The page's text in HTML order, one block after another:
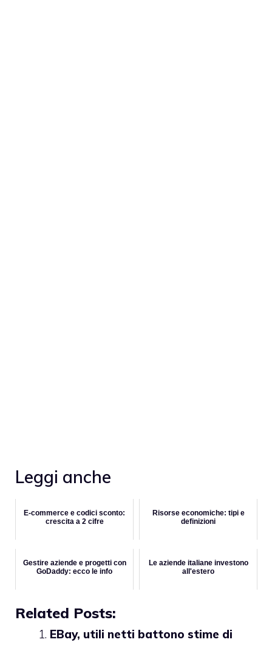
Leggi anche
E-commerce e codici sconto:
crescita a 2 cifre
Risorse economiche: tipi e
definizioni
Gestire aziende e progetti con
GoDaddy: ecco le info
Le aziende italiane investono
all'estero
Related Posts:
EBay, utili netti battono stime di